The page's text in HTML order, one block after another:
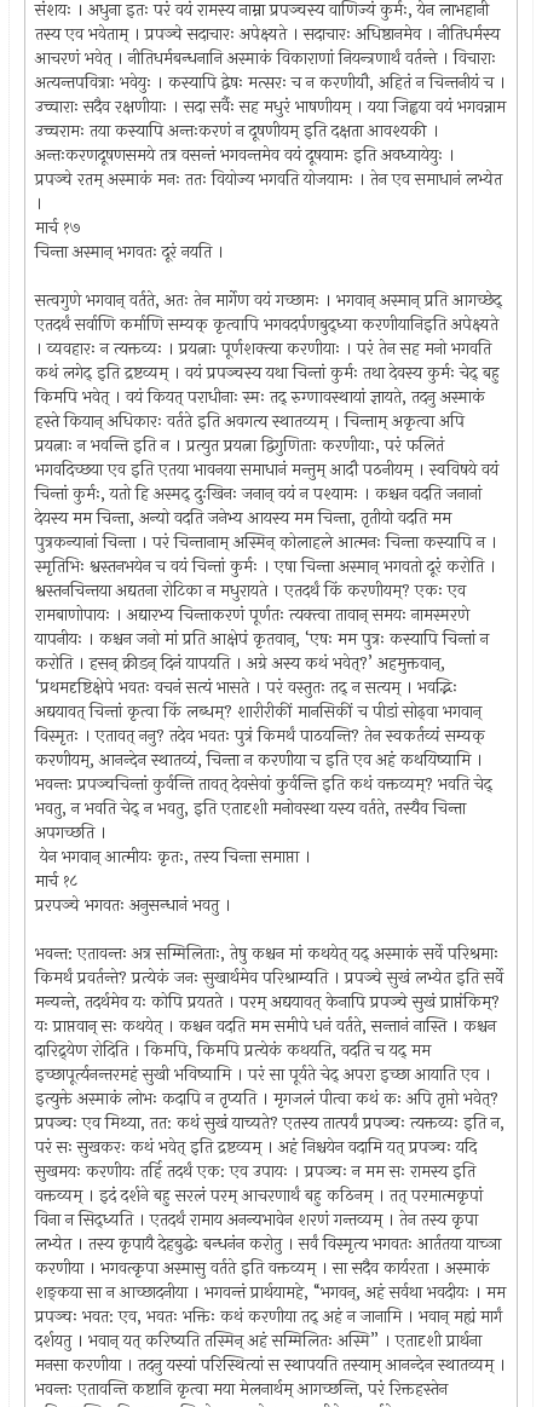
संशयः । अधुना इतः परं वयं रामस्य नाम्ना प्रपञ्चस्य वाणिज्यं कुर्मः, येन लाभहानी
तस्य एव भवेताम् । प्रपञ्चे सदाचारः अपेक्ष्यते । सदाचारः अधिष्ठानमेव । नीतिधर्मस्य
आचरणं भवेत् । नीतिधर्मबन्धनानि अस्माकं विकाराणां नियन्त्रणार्थं वर्तन्ते । विचाराः
अत्यन्तपवित्राः भवेयुः । कस्यापि द्वेषः मत्सरः च न करणीयौ, अहितं न चिन्तनीयं च ।
उच्चाराः सदैव रक्षणीयाः । सदा सर्वैः सह मधुरं भाषणीयम् । यया जिह्वया वयं भगवन्नाम
उच्चरामः तया कस्यापि अन्तःकरणं न दूषणीयम् इति दक्षता आवश्यकी ।
अन्तःकरणदूषणसमये तत्र वसन्तं भगवन्तमेव वयं दूषयामः इति अवध्यायेयुः ।
प्रपञ्चे रतम् अस्माकं मनः ततः वियोज्य भगवति योजयामः । तेन एव समाधानं लभ्येत
।
मार्च १७
चिन्ता अस्मान् भगवतः दूरं नयति ।
सत्वगुणे भगवान् वर्तते, अतः तेन मार्गेण वयं गच्छामः । भगवान् अस्मान् प्रति आगच्छेद्
एतदर्थं सर्वाणि कर्माणि सम्यक् कृत्वापि भगवदर्पणबुद्ध्या करणीयानिइति अपेक्ष्यते
। व्यवहारः न त्यक्तव्यः । प्रयत्नाः पूर्णशक्त्या करणीयाः । परं तेन सह मनो भगवति
कथं लगेद् इति द्रष्टव्यम् । वयं प्रपञ्चस्य यथा चिन्तां कुर्मः तथा देवस्य कुर्मः चेद् बहु
किमपि भवेत् । वयं कियत् पराधीनाः स्मः तद् रुग्णावस्थायां ज्ञायते, तदनु अस्माकं
हस्ते कियान् अधिकारः वर्तते इति अवगत्य स्थातव्यम् । चिन्ताम् अकृत्वा अपि
प्रयत्नाः न भवन्ति इति न । प्रत्युत प्रयत्ना द्विगुणिताः करणीयाः, परं फलितं
भगवदिच्छया एव इति एतया भावनया समाधानं मन्तुम् आदौ पठनीयम् । स्वविषये वयं
चिन्तां कुर्मः, यतो हि अस्मद् दुःखिनः जनान् वयं न पश्यामः । कश्चन वदति जनानां
देयस्य मम चिन्ता, अन्यो वदति जनेभ्य आयस्य मम चिन्ता, तृतीयो वदति मम
पुत्रकन्यानां चिन्ता । परं चिन्तानाम् अस्मिन् कोलाहले आत्मनः चिन्ता कस्यापि न ।
स्मृतिभिः श्वस्तनभयेन च वयं चिन्तां कुर्मः । एषा चिन्ता अस्मान् भगवतो दूरं करोति ।
श्वस्तनचिन्तया अद्यतना रोटिका न मधुरायते । एतदर्थं किं करणीयम्? एकः एव
रामबाणोपायः । अद्यारभ्य चिन्ताकरणं पूर्णतः त्यक्त्वा तावान् समयः नामस्मरणे
यापनीयः । कश्चन जनो मां प्रति आक्षेपं कृतवान्, ‘एषः मम पुत्रः कस्यापि चिन्तां न
करोति । हसन् क्रीडन् दिनं यापयति । अग्रे अस्य कथं भवेत्?’ अहमुक्तवान्,
‘प्रथमदृष्टिक्षेपे भवतः वचनं सत्यं भासते । परं वस्तुतः तद् न सत्यम् । भवद्भिः
अद्ययावत् चिन्तां कृत्वा किं लब्धम्? शारीरीकीं मानसिकीं च पीडां सोढ्वा भगवान्
विस्मृतः । एतावत् ननु? तदेव भवतः पुत्रं किमर्थं पाठयन्ति? तेन स्वकर्तव्यं सम्यक्
करणीयम्, आनन्देन स्थातव्यं, चिन्ता न करणीया च इति एव अहं कथयिष्यामि ।
भवन्तः प्रपञ्चचिन्तां कुर्वन्ति तावत् देवसेवां कुर्वन्ति इति कथं वक्तव्यम्? भवति चेद्
भवतु, न भवति चेद् न भवतु, इति एतादृशी मनोवस्था यस्य वर्तते, तस्यैव चिन्ता
अपगच्छति ।
येन भगवान् आत्मीयः कृतः, तस्य चिन्ता समाप्ता ।
मार्च १८
प्ररपञ्चे भगवतः अनुसन्धानं भवतु ।
भवन्त: एतावन्तः अत्र सम्मिलिताः, तेषु कश्चन मां कथयेत् यद् अस्माकं सर्वे परिश्रमाः
किमर्थं प्रवर्तन्ते? प्रत्येकं जनः सुखार्थमेव परिश्राम्यति । प्रपञ्चे सुखं लभ्येत इति सर्वे
मन्यन्ते, तदर्थमेव यः कोपि प्रयतते । परम् अद्ययावत् केनापि प्रपञ्चे सुखं प्राप्तंकिम्?
यः प्राप्तवान् सः कथयेत् । कश्चन वदति मम समीपे धनं वर्तते, सन्तानं नास्ति । कश्चन
दारिद्र्येण रोदिति । किमपि, किमपि प्रत्येकं कथयति, वदति च यद् मम
इच्छापूर्त्यनन्तरमहं सुखी भविष्यामि । परं सा पूर्यते चेद् अपरा इच्छा आयाति एव ।
इत्युक्ते अस्माकं लोभः कदापि न तृप्यति । मृगजलं पीत्वा कथं कः अपि तृप्तो भवेत्?
प्रपञ्चः एव मिथ्या, तत: कथं सुखं याच्यते? एतस्य तात्पर्यं प्रपञ्चः त्यक्तव्यः इति न,
परं सः सुखकरः कथं भवेत् इति द्रष्टव्यम् । अहं निश्चयेन वदामि यत् प्रपञ्चः यदि
सुखमयः करणीयः तर्हि तदर्थं एक: एव उपायः । प्रपञ्चः न मम सः रामस्य इति
वक्तव्यम् । इदं दर्शने बहु सरलं परम् आचरणार्थं बहु कठिनम् । तत् परमात्मकृपां
विना न सिद्ध्यति । एतदर्थं रामाय अनन्यभावेन शरणं गन्तव्यम् । तेन तस्य कृपा
लभ्येत । तस्य कृपायै देहबुद्धेः बन्धनंन करोतु । सर्वं विस्मृत्य भगवतः आर्ततया याच्ञा
करणीया । भगवत्कृपा अस्मासु वर्तते इति वक्तव्यम् । सा सदैव कार्यरता । अस्माकं
शङ्कया सा न आच्छादनीया । भगवन्तं प्रार्थयामहे, “भगवन्, अहं सर्वथा भवदीयः । मम
प्रपञ्चः भवत: एव, भवतः भक्तिः कथं करणीया तद् अहं न जानामि । भवान् मह्यं मार्गं
दर्शयतु । भवान् यत् करिष्यति तस्मिन् अहं सम्मिलितः अस्मि” । एतादृशी प्रार्थना
मनसा करणीया । तदनु यस्यां परिस्थित्यां स स्थापयति तस्याम् आनन्देन स्थातव्यम् ।
भवन्तः एतावन्ति कष्टानि कृत्वा मया मेलनार्थम् आगच्छन्ति, परं रिक्तहस्तेन